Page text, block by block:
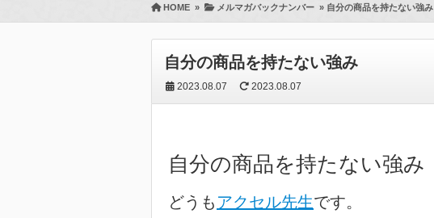
HOME » メルマガバックナンバー » 自分の商品を持たない強み
自分の商品を持たない強み
2023.08.07 2023.08.07
自分の商品を持たない強み
どうも アクセル先生です。